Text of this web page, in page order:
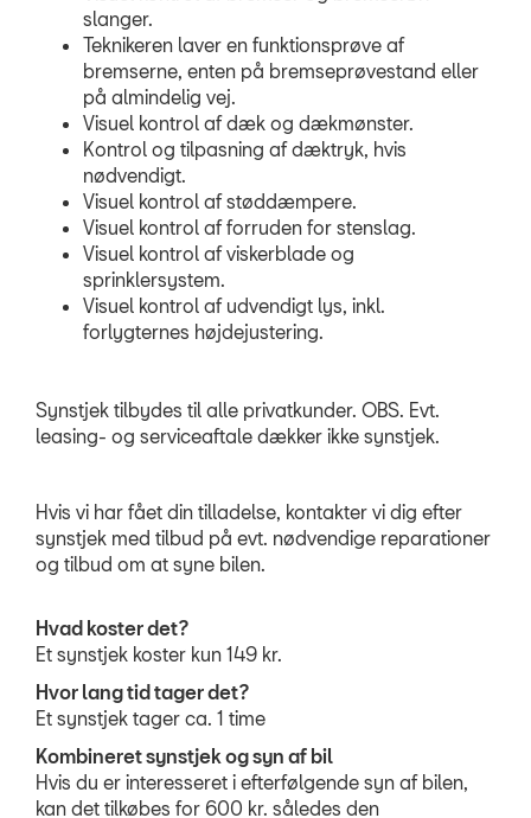
RESERVEDELE
slanger.
Teknikeren laver en funktionsprøve af
bremserne, enten på bremseprøvestand eller
på almindelig vej.
Visuel kontrol af dæk og dækmønster.
Kontrol og tilpasning af dæktryk, hvis
nødvendigt.
Visuel kontrol af støddæmpere.
Visuel kontrol af forruden for stenslag.
Visuel kontrol af viskerblade og
sprinklersystem.
Visuel kontrol af udvendigt lys, inkl.
forlygternes højdejustering.
Synstjek tilbydes til alle privatkunder. OBS. Evt.
leasing- og serviceaftale dækker ikke synstjek.
Hvis vi har fået din tilladelse, kontakter vi dig efter
synstjek med tilbud på evt. nødvendige reparationer
og tilbud om at syne bilen.
Hvad koster det?
Et synstjek koster kun 149 kr.
Hvor lang tid tager det?
Et synstjek tager ca. 1 time
Kombineret synstjek og syn af bil
Hvis du er interesseret i efterfølgende syn af bilen,
kan det tilkøbes for 600 kr. således den